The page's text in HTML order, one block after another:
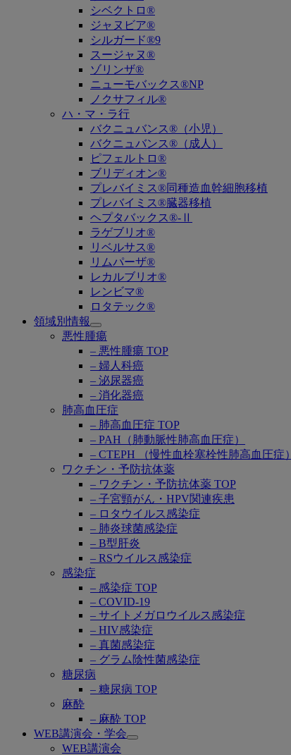
シベクトロ®
ジャヌビア®
シルガード®9
スージャヌ®
ゾリンザ®
ニューモバックス®NP
ノクサフィル®
ハ・マ・ラ行
バクニュバンス®（小児）
バクニュバンス®（成人）
ピフェルトロ®
ブリディオン®
プレバイミス®同種造血幹細胞移植
プレバイミス®臓器移植
ヘプタバックス®-Ⅱ
ラゲブリオ®
リベルサス®
リムパーザ®
レカルブリオ®
レンビマ®
ロタテック®
領域別情報
Open
submenu
悪性腫瘍
– 悪性腫瘍 TOP
– 婦人科癌
– 泌尿器癌
– 消化器癌
肺高血圧症
– 肺高血圧症 TOP
– PAH（肺動脈性肺高血圧症）
– CTEPH （慢性血栓塞栓性肺高血圧症）
ワクチン・予防抗体薬
– ワクチン・予防抗体薬 TOP
– 子宮頸がん・HPV関連疾患
– ロタウイルス感染症
– 肺炎球菌感染症
– B型肝炎
– RSウイルス感染症
感染症
– 感染症 TOP
– COVID-19
– サイトメガロウイルス感染症
– HIV感染症
– 真菌感染症
– グラム陰性菌感染症
糖尿病
– 糖尿病 TOP
麻酔
– 麻酔 TOP
WEB講演会・学会
Open
WEB講演会